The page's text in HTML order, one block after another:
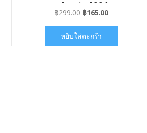
ลายdental001
฿299.00 Original
was:
฿165.00Current
หยิบใส่ตะกร้า